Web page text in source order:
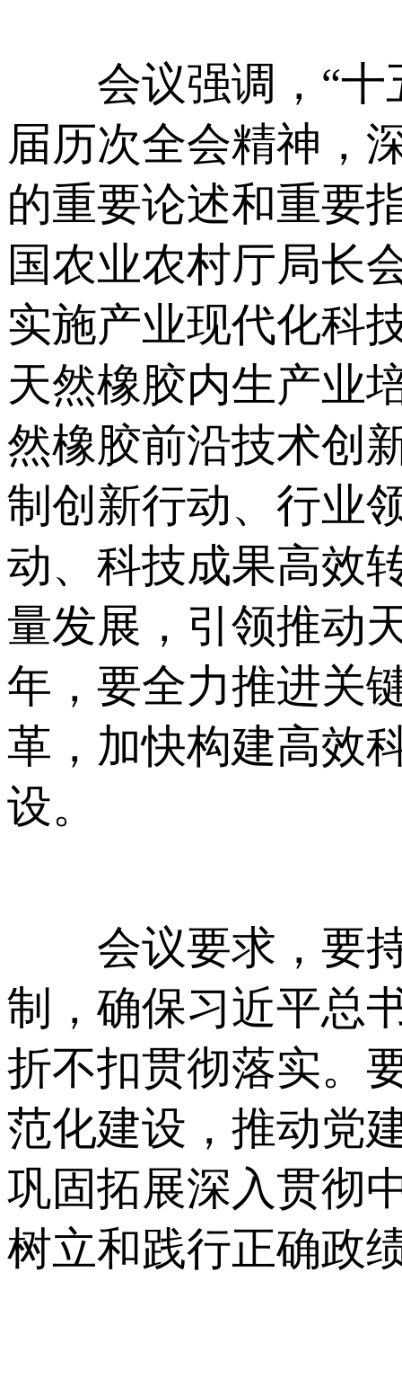
会议强调，“十
届历次全会精神，
的重要论述和重要
国农业农村厅局长
实施产业现代化科
天然橡胶内生产业
然橡胶前沿技术创
制创新行动、行业
动、科技成果高效
量发展，引领推动
年，要全力推进关
革，加快构建高效
设。
会议要求，要持
制，确保习近平总
折不扣贯彻落实。
范化建设，推动党
巩固拓展深入贯彻
树立和践行正确政